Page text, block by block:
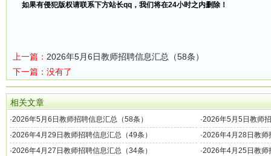
如果有侵犯版权请联系下方站长qq，我们将在24小时之内删除！
上一篇： 2026年5月6日教师招聘信息汇总（58条）
下一篇：没有了
相关文章
·2026年5月6日教师招聘信息汇总（58条） ·2026年5月5日教师
·2026年4月29日教师招聘信息汇总（49条） ·2026年4月28日教师
·2026年4月27日教师招聘信息汇总（34条） ·2026年4月25日教师